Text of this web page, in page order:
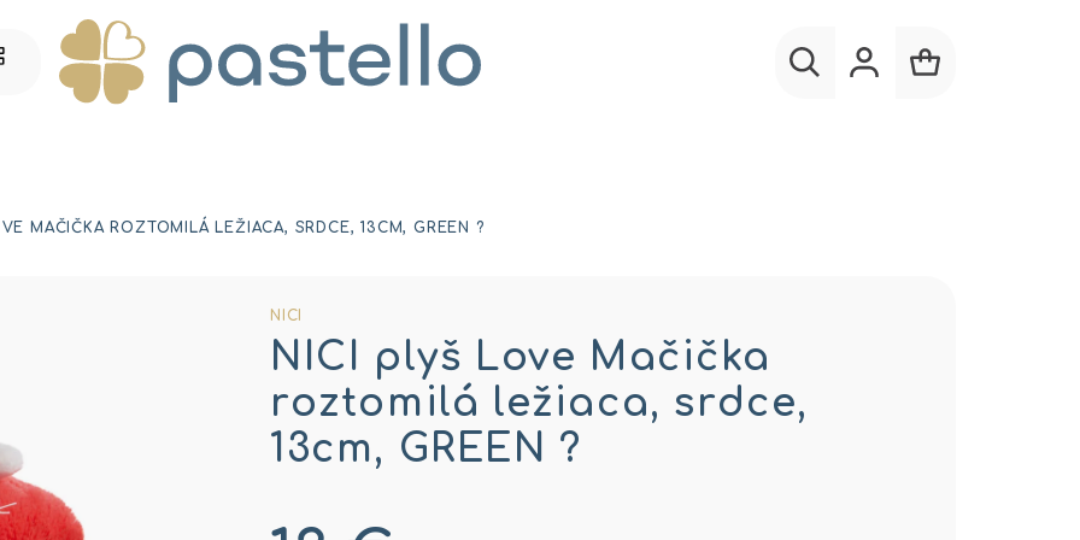
MAČIČKA ROZTOMILÁ LEŽIACA, SRDCE, 13CM, GREEN ?
NICI
NICI plyš Love Mačička
roztomilá ležiaca, srdce,
13cm, GREEN ?